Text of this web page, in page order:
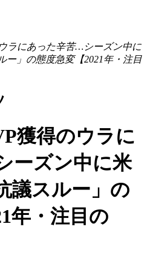
ラにあった辛苦…シーズン中に
ー」の態度急変【2021年・注目
獲得のウラに
ーズン中に米
議スルー」の
年・注目の